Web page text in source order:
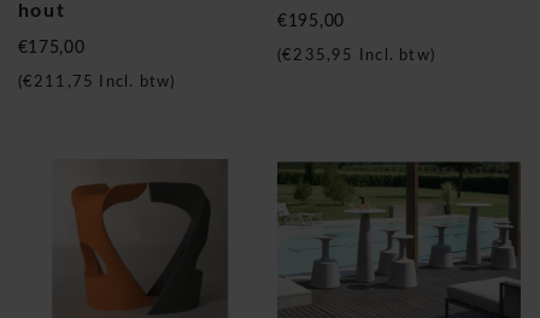
hout
€175,00
€211,75 Incl. btw)
€195,00
(€235,95 Incl. btw)